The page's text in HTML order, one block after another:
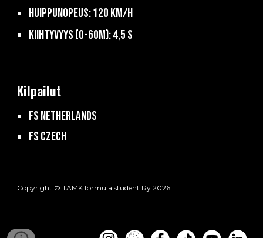
Huippunopeus: 120 km/h
Kiihtyvyys (0-60m): 4,5 s
Kilpailut
FS Netherlands
FS Czech
Copyright © TAMK formula student Ry 2026